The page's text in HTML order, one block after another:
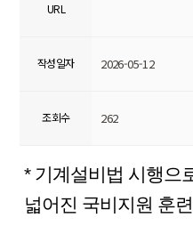
URL
작성일자 2026-05-12
조회수 262
* 기계설비법 시행으
넓어진 국비지원 훈